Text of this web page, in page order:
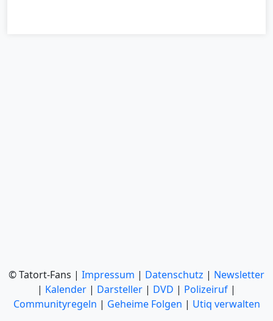
© Tatort-Fans | Impressum | Datenschutz | Newsletter
| Kalender | Darsteller | DVD | Polizeiruf |
Communityregeln | Geheime Folgen | Utiq verwalten